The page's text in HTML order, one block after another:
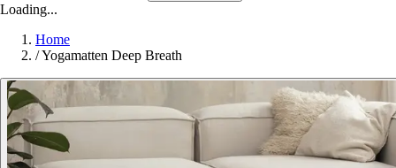
Loading...
Home
/Yogamatten Deep Breath